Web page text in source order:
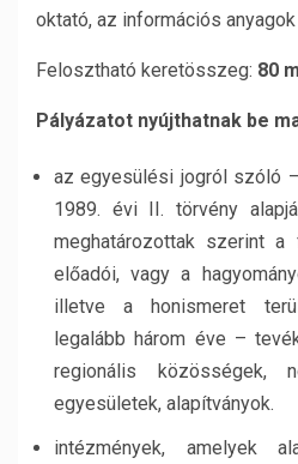
oktató, az információs
Felosztható keretösszeg: 80
Pályázatot nyújthatnak be
az egyesülési jogról szóló
1989. évi II. törvény
meghatározottak szerint
előadói, vagy a
illetve a honismeret
legalább három éve –
regionális közösségek,
egyesületek, alapítványok.
intézmények, amelyek